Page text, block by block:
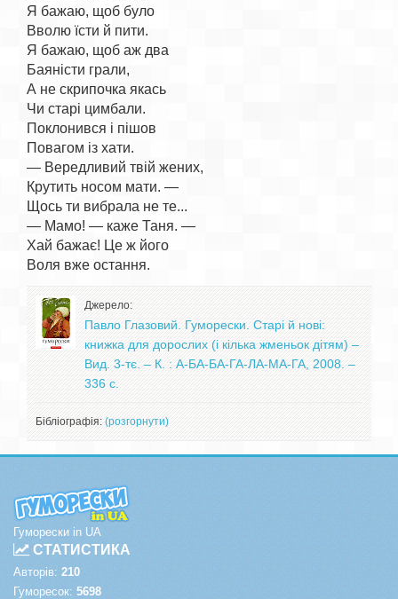
Я бажаю, щоб було
Вволю їсти й пити.
Я бажаю, щоб аж два
Баяністи грали,
А не скрипочка якась
Чи старі цимбали.
Поклонився і пішов
Повагом із хати.
— Вередливий твій жених,
Крутить носом мати. —
Щось ти вибрала не те...
— Мамо! — каже Таня. —
Хай бажає! Це ж його
Джерело:
Павло Глазовий. Гуморески. Старі й нові:
книжка для дорослих (і кілька жменьок дітям) –
Вид. 3-тє. – К. : А-БА-БА-ГА-ЛА-МА-ГА, 2008. –
336 с.
Бібліографія: (розгорнути)
Гуморески in UA
СТАТИСТИКА
Авторів: 210
Гуморесок: 5698